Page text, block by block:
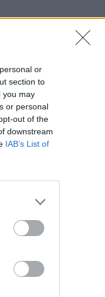
or
section to
you may
or personal
out of the
downstream
IAB’s List of